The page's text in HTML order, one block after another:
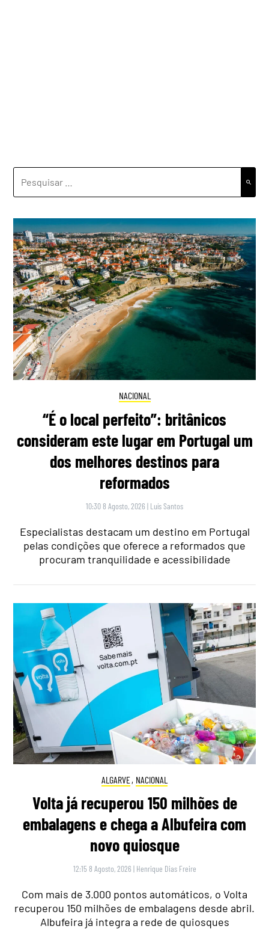
NACIONAL
“É o local perfeito”: britânicos
consideram este lugar em Portugal um
dos melhores destinos para
reformados
10:30 8 Agosto, 2026 | Luís Santos
Especialistas destacam um destino em Portugal
pelas condições que oferece a reformados que
procuram tranquilidade e acessibilidade
ALGARVE, NACIONAL
Volta já recuperou 150 milhões de
embalagens e chega a Albufeira com
novo quiosque
12:15 8 Agosto, 2026 | Henrique Dias Freire
Com mais de 3.000 pontos automáticos, o Volta
recuperou 150 milhões de embalagens desde abril.
Albufeira já integra a rede de quiosques